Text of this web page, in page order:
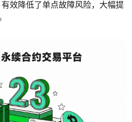
效降低了单点故障风险，大幅提